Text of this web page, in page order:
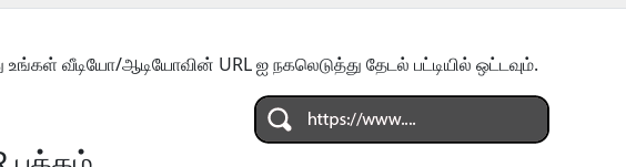
வீடியோ/ஆடியோவின் URL ஐ நகலெடுத்து தேடல் பட்டியில் ஒட்டவும்.